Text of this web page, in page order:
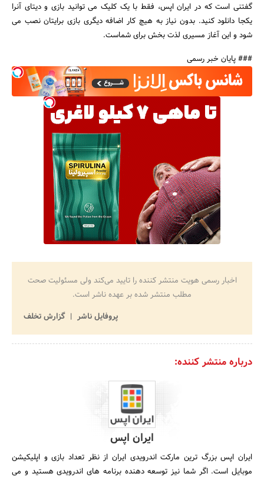
گفتنی است که در ایران اپس، فقط با یک کلیک می توانید بازی و دیتای آنرا
یکجا دانلود کنید. بدون نیاز به هیچ کار اضافه دیگری بازی برایتان نصب می
شود و این آغاز مسیری لذت بخش برای شماست.
### پایان خبر رسمی
اخبار رسمی هویت منتشر کننده را تایید می‌کند ولی مسئولیت صحت
مطلب منتشر شده بر عهده ناشر است.
پروفایل ناشر
گزارش تخلف
درباره منتشر کننده:
ایران اپس
ایران اپس بزرگ ترین مارکت اندرویدی ایران از نظر تعداد بازی و اپلیکیشن
موبایل است. اگر شما نیز توسعه دهنده برنامه های اندرویدی هستید و می